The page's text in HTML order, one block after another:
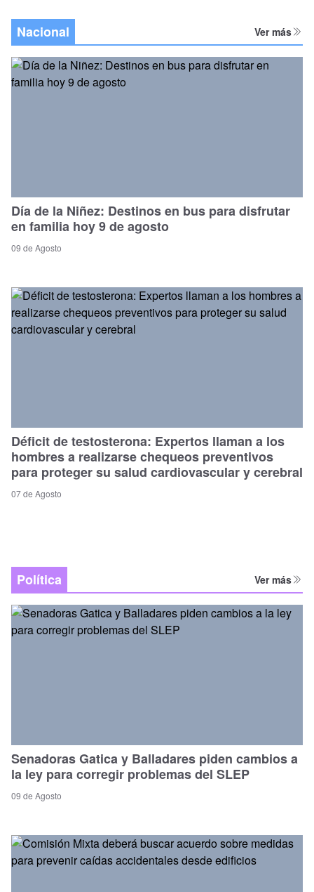
Nacional Ver más
Día de la Niñez: Destinos en bus para disfrutar
en familia hoy 9 de agosto
09 de Agosto
Déficit de testosterona: Expertos llaman a los
hombres a realizarse chequeos preventivos
para proteger su salud cardiovascular y cerebral
07 de Agosto
Política Ver más
Senadoras Gatica y Balladares piden cambios a
la ley para corregir problemas del SLEP
09 de Agosto